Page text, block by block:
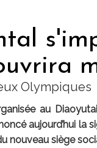
Olympiques
au
aujourd’hui la
nouveau siège